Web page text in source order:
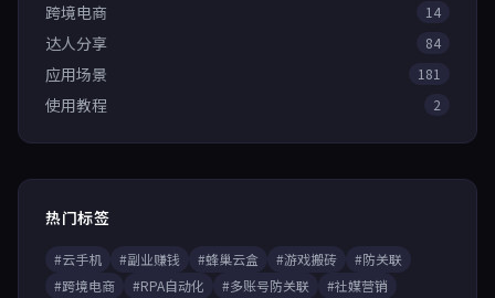
跨境电商 14
达人分享 84
应用场景 181
使用教程 2
热门标签
#云手机 #副业赚钱 #蜂巢云盒 #游戏搬砖
#防关联
#跨境电商
#RPA自动化 #多账号防关联
#社媒营销